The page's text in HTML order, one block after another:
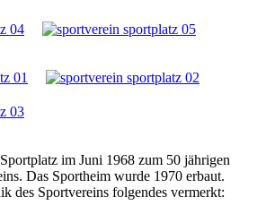
im Juni 1968 zum 50 jährigen
Das Sportheim wurde 1970 erbaut.
des Sportvereins folgendes vermerkt: